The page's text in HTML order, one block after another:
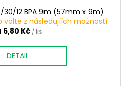
12 BPA 9m (57mm x 9m)
volte z následujíích možností
6,80 Kč / ks
DETAIL